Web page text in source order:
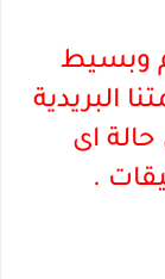
وبسيط
البريدية
اى
.